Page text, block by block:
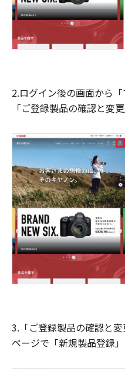
2.ログイン後の画面から「
「ご登録製品の確認と変
3.「ご登録製品の確認と変
ページで「新規製品登録